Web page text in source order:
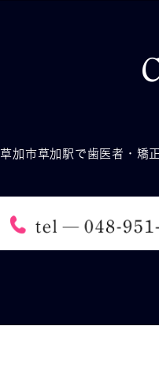
草加市草加駅で歯医者・矯